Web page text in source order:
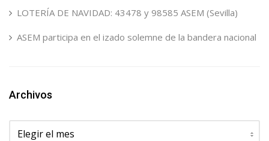
LOTERÍA DE NAVIDAD: 43478 y 98585 ASEM (Sevilla)
ASEM participa en el izado solemne de la bandera nacional
Archivos
Archivos